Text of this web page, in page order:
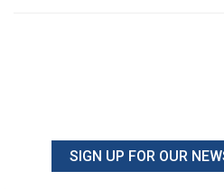
SIGN UP FOR OUR